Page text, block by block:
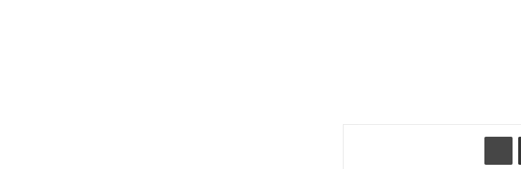
اشتراک گذاری از طریق ایمیل